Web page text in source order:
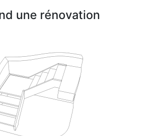
une rénovation